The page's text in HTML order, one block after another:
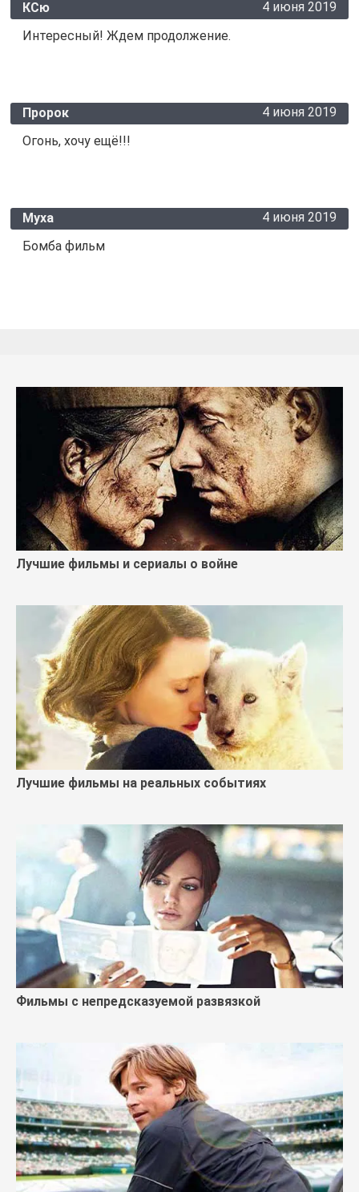
КСю
4 июня 2019
Интересный! Ждем продолжение.
Пророк
4 июня 2019
Огонь, хочу ещё!!!
Муха
4 июня 2019
Бомба фильм
Лучшие фильмы и сериалы о войне
Лучшие фильмы на реальных событиях
Фильмы с непредсказуемой развязкой